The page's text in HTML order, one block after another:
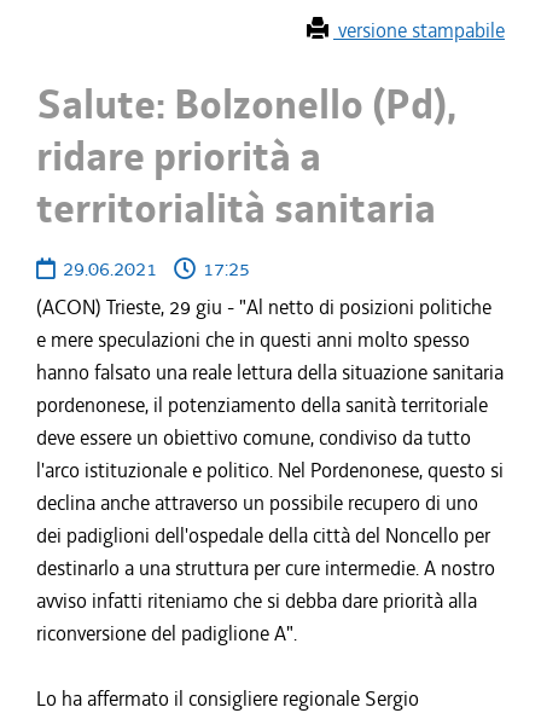
versione stampabile
Salute: Bolzonello (Pd),
ridare priorità a
territorialità sanitaria
29.06.2021
17:25
(ACON) Trieste, 29 giu - "Al netto di posizioni politiche
e mere speculazioni che in questi anni molto spesso
hanno falsato una reale lettura della situazione sanitaria
pordenonese, il potenziamento della sanità territoriale
deve essere un obiettivo comune, condiviso da tutto
l'arco istituzionale e politico. Nel Pordenonese, questo si
declina anche attraverso un possibile recupero di uno
dei padiglioni dell'ospedale della città del Noncello per
destinarlo a una struttura per cure intermedie. A nostro
avviso infatti riteniamo che si debba dare priorità alla
riconversione del padiglione A".
Lo ha affermato il consigliere regionale Sergio